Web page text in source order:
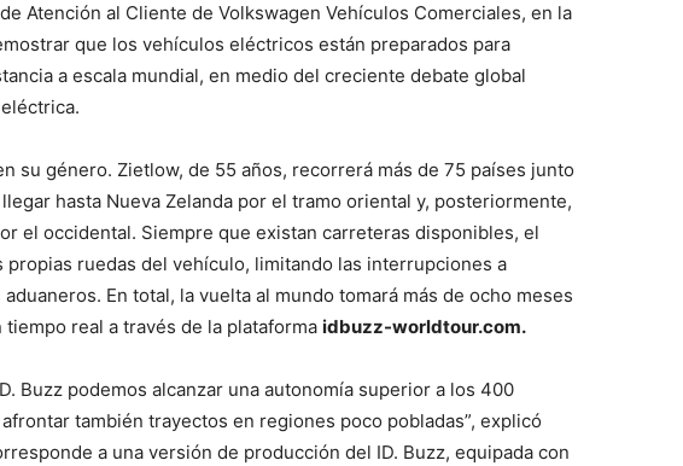
Atención al Cliente de Volkswagen Vehículos Comerciales, en la
que los vehículos eléctricos están preparados para
a escala mundial, en medio del creciente debate global
su género. Zietlow, de 55 años, recorrerá más de 75 países junto
hasta Nueva Zelanda por el tramo oriental y, posteriormente,
el occidental. Siempre que existan carreteras disponibles, el
ruedas del vehículo, limitando las interrupciones a
En total, la vuelta al mundo tomará más de ocho meses
real a través de la plataforma idbuzz-worldtour.com.
Buzz podemos alcanzar una autonomía superior a los 400
también trayectos en regiones poco pobladas”, explicó
a una versión de producción del ID. Buzz, equipada con